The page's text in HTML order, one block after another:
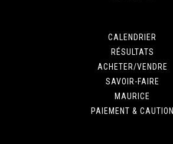
CALENDRIER
RÉSULTATS
ACHETER/VENDRE
SAVOIR-FAIRE
MAURICE
PAIEMENT & CAUTION